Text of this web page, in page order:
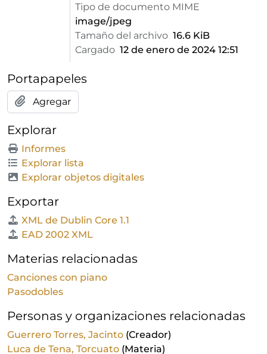
Tipo de documento MIME
image/jpeg
Tamaño del archivo 16.6 KiB
Cargado 12 de enero de 2024 12:51
Portapapeles
Agregar
Explorar
Informes
Explorar lista
Explorar objetos digitales
Exportar
XML de Dublin Core 1.1
EAD 2002 XML
Materias relacionadas
Canciones con piano
Pasodobles
Personas y organizaciones relacionadas
Guerrero Torres, Jacinto (Creador)
Luca de Tena, Torcuato (Materia)